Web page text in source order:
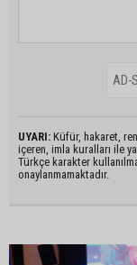
UYARI: Küfür, hakaret,
içeren, imla kuralları ile
Türkçe karakter
onaylanmamaktadır.